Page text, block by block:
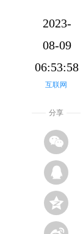
2023-
08-09
06:53:58
互联网
分享